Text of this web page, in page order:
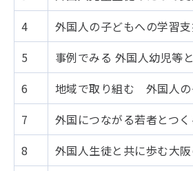
4
外国人の子どもへの学習
5
事例でみる 外国人幼児等
6
地域で取り組む 外国人の
7
外国につながる若者とつ
8
外国人生徒と共に歩む大